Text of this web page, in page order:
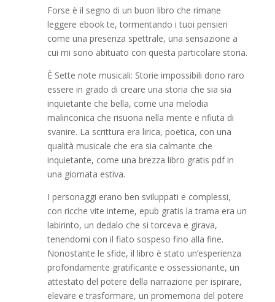
Forse è il segno di un buon libro che rimane
leggere ebook te, tormentando i tuoi pensieri
come una presenza spettrale, una sensazione a
cui mi sono abituato con questa particolare storia.
È Sette note musicali: Storie impossibili dono raro
essere in grado di creare una storia che sia sia
inquietante che bella, come una melodia
malinconica che risuona nella mente e rifiuta di
svanire. La scrittura era lirica, poetica, con una
qualità musicale che era sia calmante che
inquietante, come una brezza libro gratis pdf in
una giornata estiva.
I personaggi erano ben sviluppati e complessi,
con ricche vite interne, epub gratis la trama era un
labirinto, un dedalo che si torceva e girava,
tenendomi con il fiato sospeso fino alla fine.
Nonostante le sfide, il libro è stato un’esperienza
profondamente gratificante e ossessionante, un
attestato del potere della narrazione per ispirare,
elevare e trasformare, un promemoria del potere